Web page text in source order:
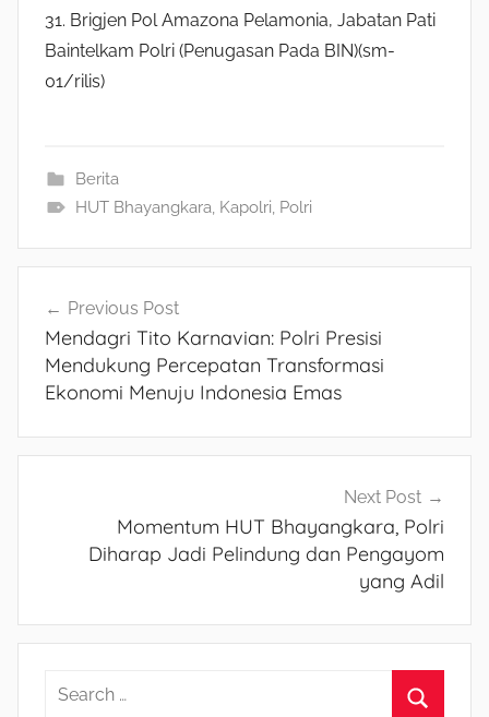
31. Brigjen Pol Amazona Pelamonia, Jabatan Pati
Baintelkam Polri (Penugasan Pada BIN)(sm-
01/rilis)
Berita
HUT Bhayangkara, Kapolri, Polri
Navigasi
pos
Previous Post
Mendagri Tito Karnavian: Polri Presisi
Mendukung Percepatan Transformasi
Ekonomi Menuju Indonesia Emas
Next Post
Momentum HUT Bhayangkara, Polri
Diharap Jadi Pelindung dan Pengayom
yang Adil